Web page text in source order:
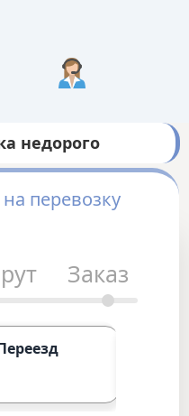
недорого
перевозку
Заказ